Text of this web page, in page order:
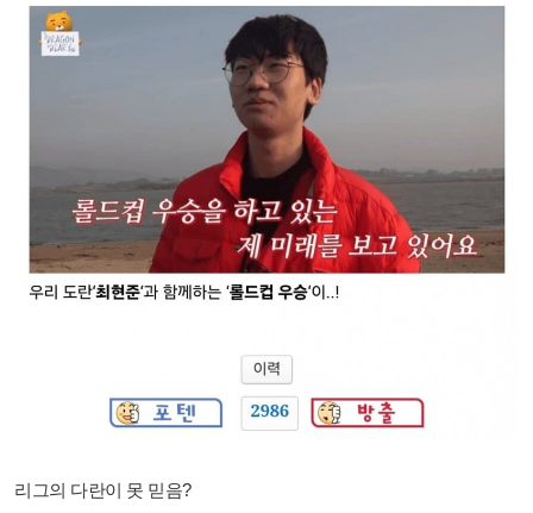
리그의 다란이 못 믿음?